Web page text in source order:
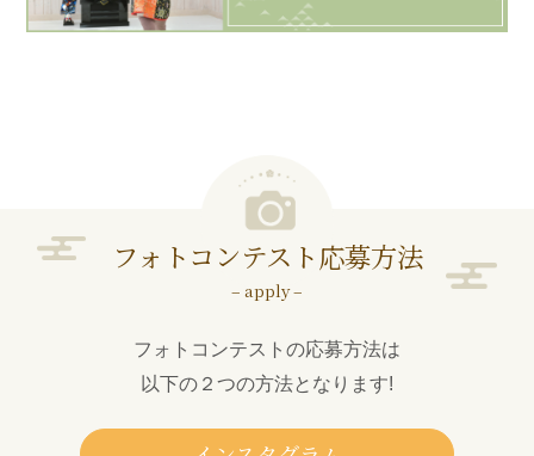
フォトコンテスト応募方法
– apply –
フォトコンテストの応募方法は
以下の２つの方法となります!